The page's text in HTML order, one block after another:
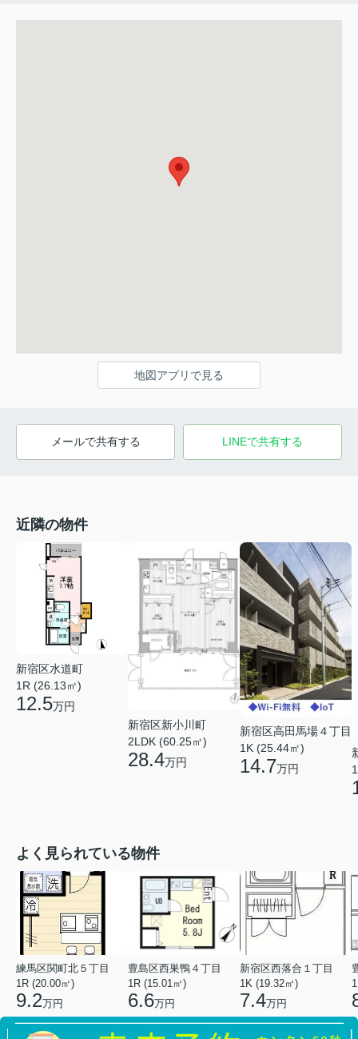
地図アプリで見る
メールで共有する LINEで共有する
近隣の物件
新宿区水道町
1R (26.13㎡)
12.5万円
新宿区新小川町
2LDK (60.25㎡)
28.4万円
新宿区高田馬場４丁目
1K (25.44㎡)
14.7万円
よく見られている物件
練馬区関町北５丁目
1R (20.00㎡)
9.2万円
豊島区西巣鴨４丁目
1R (15.01㎡)
6.6万円
新宿区西落合１丁目
1K (19.32㎡)
7.4万円